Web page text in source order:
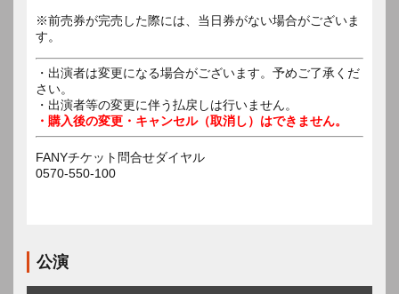
※前売券が完売した際には、当日券がない場合がございま
す。
・出演者は変更になる場合がございます。予めご了承くだ
さい。
・出演者等の変更に伴う払戻しは行いません。
・購入後の変更・キャンセル（取消し）はできません。
FANYチケット問合せダイヤル
0570-550-100
公演